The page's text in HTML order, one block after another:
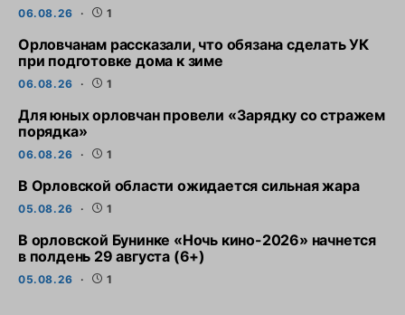
06.08.26 1
Орловчанам рассказали, что обязана сделать УК
при подготовке дома к зиме
06.08.26 1
Для юных орловчан провели «Зарядку со стражем
порядка»
06.08.26 1
В Орловской области ожидается сильная жара
05.08.26 1
В орловской Бунинке «Ночь кино-2026» начнется
в полдень 29 августа (6+)
05.08.26 1